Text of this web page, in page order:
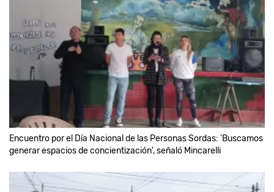
Encuentro por el Día Nacional de las Personas Sordas: 'Buscamos
generar espacios de concientización', señaló Mincarelli